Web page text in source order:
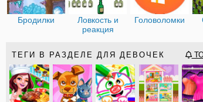
Бродилки
Ловкость и
реакция
Головоломки
ТЕГИ В РАЗДЕЛЕ ДЛЯ ДЕВОЧЕК